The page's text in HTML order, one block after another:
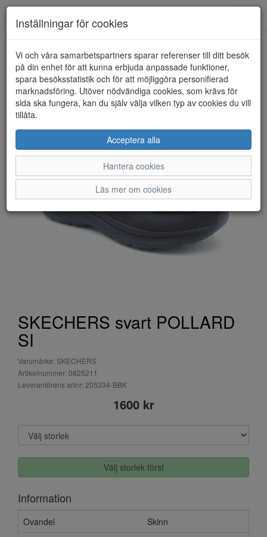
HEM SKECHERS
SKECHERS svart POLLARD
SI
Varumärke: SKECHERS
Artikelnummer: 0825211
Leverantörens artnr: 205334-BBK
1600 kr
Välj storlek först
Information
Ovandel
Skinn
Inställningar för cookies
Vi och våra samarbetspartners sparar referenser till ditt besök
på din enhet för att kunna erbjuda anpassade funktioner,
spara besöksstatistik och för att möjliggöra personifierad
marknadsföring. Utöver nödvändiga cookies, som krävs för
sida ska fungera, kan du själv välja vilken typ av cookies du vill
tillåta.
Acceptera alla
Hantera cookies
Läs mer om cookies